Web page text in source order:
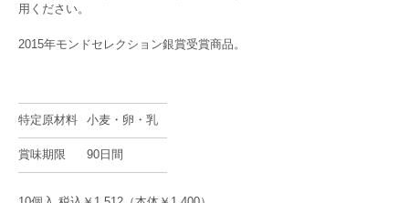
用ください。
2015年モンドセレクション銀賞受賞商品。
特定原材料 小麦・卵・乳
賞味期限 90日間